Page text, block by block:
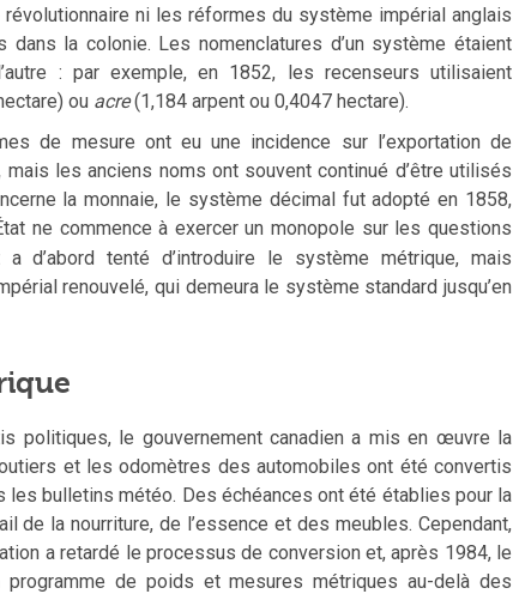
ni les réformes du système impérial anglais
dans la colonie. Les nomenclatures d’un système étaient
: par exemple, en 1852, les recenseurs utilisaient
ou acre(1,184 arpent ou 0,4047 hectare).
de mesure ont eu une incidence sur l’exportation de
les anciens noms ont souvent continué d’être utilisés
la monnaie, le système décimal fut adopté en 1858,
ne commence à exercer un monopole sur les questions
d’abord tenté d’introduire le système métrique, mais
renouvelé, qui demeura le système standard jusqu’en
politiques, le gouvernement canadien a mis en œuvre la
et les odomètres des automobiles ont été convertis
bulletins météo. Des échéances ont été établies pour la
la nourriture, de l’essence et des meubles. Cependant,
a retardé le processus de conversion et, après 1984, le
de poids et mesures métriques au-delà des